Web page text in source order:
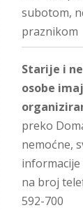
subotom,
praznikom
Starije i
osobe
preko
nemoćne,
na broj
592-700